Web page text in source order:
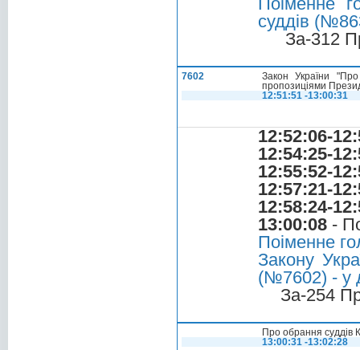
суддів
За-312
7602
Закон України
пропозиціями
12:51:51 -13:00:31
12:52:06-
12:54:25-
12:55:52-
12:57:21-
12:58:24-
13:00:08 -
Поіменне
Закону
(№7602) - у
За-254
Про обрання суддів
13:00:31 -13:02:28